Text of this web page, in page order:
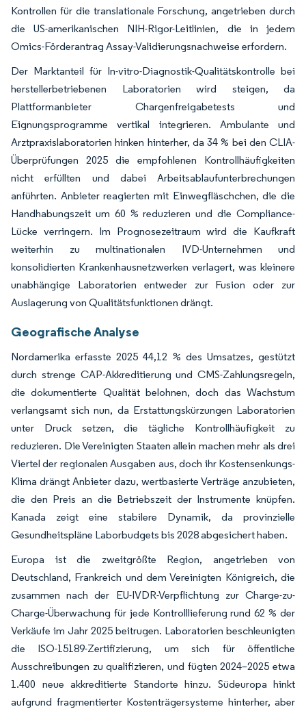
Kontrollen für die translationale Forschung, angetrieben durch
die US-amerikanischen NIH-Rigor-Leitlinien, die in jedem
Omics-Förderantrag Assay-Validierungsnachweise erfordern.
Der Marktanteil für In-vitro-Diagnostik-Qualitätskontrolle bei
herstellerbetriebenen Laboratorien wird steigen, da
Plattformanbieter Chargenfreigabetests und
Eignungsprogramme vertikal integrieren. Ambulante und
Arztpraxislaboratorien hinken hinterher, da 34 % bei den CLIA-
Überprüfungen 2025 die empfohlenen Kontrollhäufigkeiten
nicht erfüllten und dabei Arbeitsablaufunterbrechungen
anführten. Anbieter reagierten mit Einwegfläschchen, die die
Handhabungszeit um 60 % reduzieren und die Compliance-
Lücke verringern. Im Prognosezeitraum wird die Kaufkraft
weiterhin zu multinationalen IVD-Unternehmen und
konsolidierten Krankenhausnetzwerken verlagert, was kleinere
unabhängige Laboratorien entweder zur Fusion oder zur
Auslagerung von Qualitätsfunktionen drängt.
Geografische Analyse
Nordamerika erfasste 2025 44,12 % des Umsatzes, gestützt
durch strenge CAP-Akkreditierung und CMS-Zahlungsregeln,
die dokumentierte Qualität belohnen, doch das Wachstum
verlangsamt sich nun, da Erstattungskürzungen Laboratorien
unter Druck setzen, die tägliche Kontrollhäufigkeit zu
reduzieren. Die Vereinigten Staaten allein machen mehr als drei
Viertel der regionalen Ausgaben aus, doch ihr Kostensenkungs-
Klima drängt Anbieter dazu, wertbasierte Verträge anzubieten,
die den Preis an die Betriebszeit der Instrumente knüpfen.
Kanada zeigt eine stabilere Dynamik, da provinzielle
Gesundheitspläne Laborbudgets bis 2028 abgesichert haben.
Europa ist die zweitgrößte Region, angetrieben von
Deutschland, Frankreich und dem Vereinigten Königreich, die
zusammen nach der EU-IVDR-Verpflichtung zur Charge-zu-
Charge-Überwachung für jede Kontrolllieferung rund 62 % der
Verkäufe im Jahr 2025 beitrugen. Laboratorien beschleunigten
die ISO-15189-Zertifizierung, um sich für öffentliche
Ausschreibungen zu qualifizieren, und fügten 2024–2025 etwa
1.400 neue akkreditierte Standorte hinzu. Südeuropa hinkt
aufgrund fragmentierter Kostenträgersysteme hinterher, aber